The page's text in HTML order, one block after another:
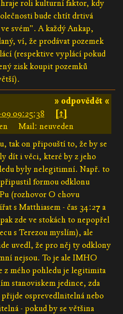
hraje roli kulturní faktor, kdy
bude chtít drtivá
svém". A každý Ankap,
ví, že prodávat pozemek
(respektive vyplácí pokud
zisk koupit pozemků
» odpovědět «
09:25:38
[↑]
Mail: neuveden
tak on připouští to, že by se
dít i věci, které by z jeho
byly nelegitimní. Např. to
formou odklonu
(rozhovor O chovu
s Matthiasem - čas 34:27 a
zde ve stokách to nepopřel
s Terezou myslím), ale
uvedl, že pro něj ty odklony
nejsou. To je ale IMHO
z mého pohledu je legitimita
stanoviskem jedince, zda
přijde osprevedlnitelná nebo
- pokud by se většina